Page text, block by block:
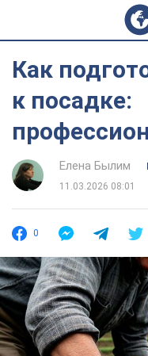
Как
к посадке:
Елена Былим
11.03.2026 08:01
0